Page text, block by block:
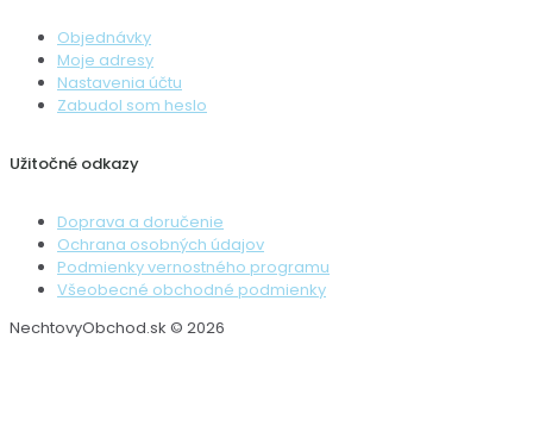
Objednávky
Moje adresy
Nastavenia účtu
Zabudol som heslo
Užitočné odkazy
Doprava a doručenie
Ochrana osobných údajov
Podmienky vernostného programu
Všeobecné obchodné podmienky
NechtovyObchod.sk © 2026